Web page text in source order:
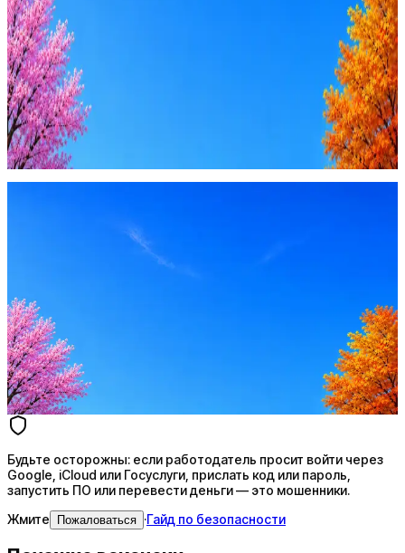
Будьте осторожны: если работодатель просит войти через
Google, iCloud или Госуслуги, прислать код или пароль,
запустить ПО или перевести деньги — это мошенники.
Жмите Пожаловаться
Стратегия поиска с AI: рынки, позиции, вилка, каналы
Будьте осторожны: если работодатель просит войти через
Google, iCloud или Госуслуги, прислать код или пароль,
запустить ПО или перевести деньги — это мошенники.
Жмите
Пожаловаться ·Гайд по безопасности